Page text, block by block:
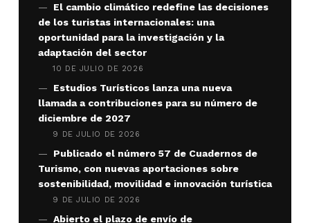
El cambio climático redefine las decisiones
de los turistas internacionales: una
oportunidad para la investigación y la
adaptación del sector
10 DE JULIO DE 2026
Estudios Turísticos lanza una nueva
llamada a contribuciones para su número de
diciembre de 2027
9 DE JULIO DE 2026
Publicado el número 57 de Cuadernos de
Turismo, con nuevas aportaciones sobre
sostenibilidad, movilidad e innovación turística
9 DE JULIO DE 2026
Abierto el plazo de envío de